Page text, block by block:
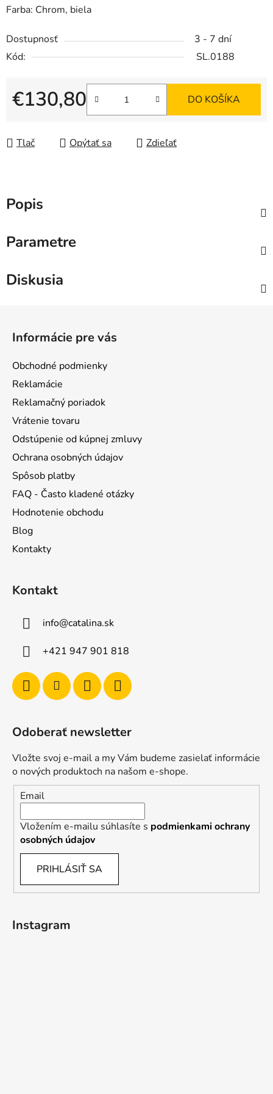
Farba: Chrom, biela
Dostupnosť
3 - 7 dní
Kód:
SL.0188
€130,80 DO KOŠÍKA
Tlač Opýtať sa Zdieľať
Popis
Parametre
Diskusia
Informácie pre vás
Obchodné podmienky
Reklamácie
Reklamačný poriadok
Vrátenie tovaru
Odstúpenie od kúpnej zmluvy
Ochrana osobných údajov
Spôsob platby
FAQ - Často kladené otázky
Hodnotenie obchodu
Blog
Kontakty
Kontakt
info@catalina.sk
+421 947 901 818
Odoberať newsletter
Vložte svoj e-mail a my Vám budeme zasielať informácie
o nových produktoch na našom e-shope.
Email
Vložením e-mailu súhlasíte s podmienkami ochrany
osobných údajov
PRIHLÁSIŤ SA
Instagram